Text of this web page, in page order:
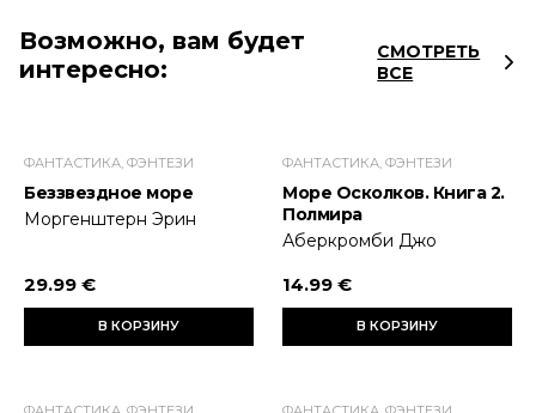
Возможно, вам будет
интересно:
СМОТРЕТЬ
ВСЕ
ФАНТАСТИКА, ФЭНТЕЗИ
Беззвездное море
Моргенштерн Эрин
29.99 €
В КОРЗИНУ
ФАНТАСТИКА, ФЭНТЕЗИ
Море Осколков. Книга 2.
Полмира
Аберкромби Джо
14.99 €
В КОРЗИНУ